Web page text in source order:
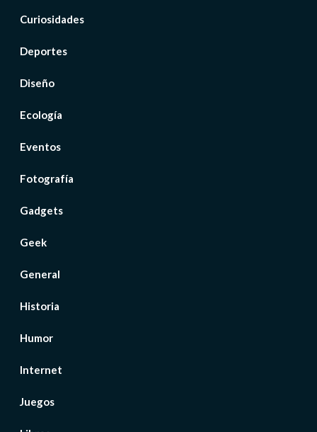
Curiosidades
Deportes
Diseño
Ecología
Eventos
Fotografía
Gadgets
Geek
General
Historia
Humor
Internet
Juegos